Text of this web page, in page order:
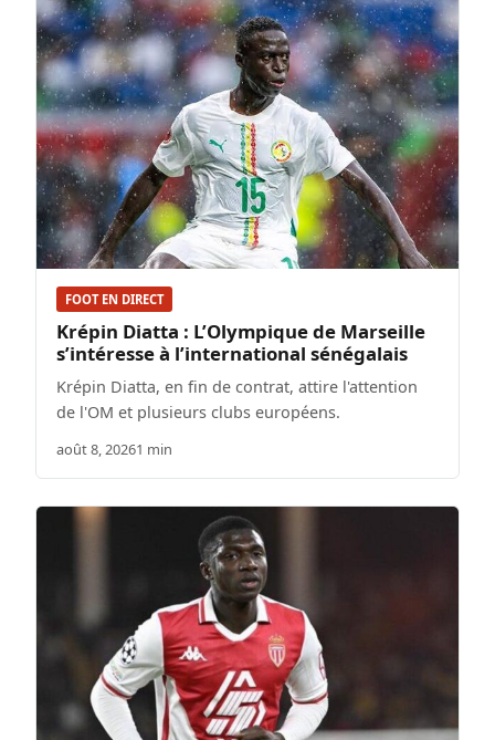
FOOT EN DIRECT
Krépin Diatta : L’Olympique de Marseille
s’intéresse à l’international sénégalais
Krépin Diatta, en fin de contrat, attire l'attention
de l'OM et plusieurs clubs européens.
août 8, 20261 min